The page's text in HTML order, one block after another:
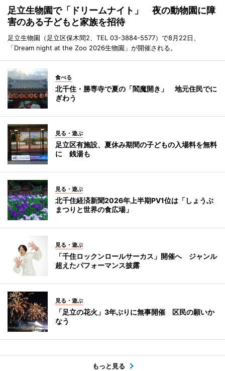
足立生物園で「ドリームナイト」 夜の動物園に障
害のある子どもと家族を招待
足立生物園（足立区保木間2、TEL 03-3884-5577）で8月22日、
「Dream night at the Zoo 2026生物園」が開催される。
食べる
北千住・勝専寺で夏の「閻魔開き」 地元住民でに
ぎわう
見る・遊ぶ
足立区有施設、夏休み期間の子どもの入場料を無料
に 銭湯も
見る・遊ぶ
北千住経済新聞2026年上半期PV1位は「しょうぶ
まつりと世界の食広場」
見る・遊ぶ
「千住ロックンロールサーカス」開催へ ジャンル
超えたパフォーマンス披露
見る・遊ぶ
「足立の花火」3年ぶりに無事開催 区民の願いか
なう
もっと見る